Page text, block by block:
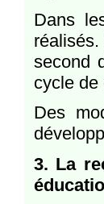
Dans
second
cycle de
Des
3. La